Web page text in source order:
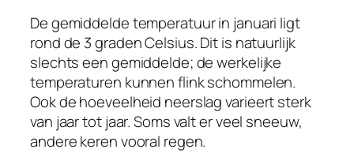
De gemiddelde temperatuur in januari ligt
rond de 3 graden Celsius. Dit is natuurlijk
slechts een gemiddelde; de werkelijke
temperaturen kunnen flink schommelen.
Ook de hoeveelheid neerslag varieert sterk
van jaar tot jaar. Soms valt er veel sneeuw,
andere keren vooral regen.